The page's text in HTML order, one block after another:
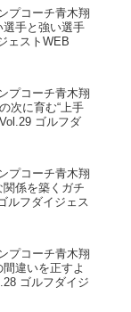
プコーチ青木翔
選手と強い選手
ェストWEB
プコーチ青木翔
次に育む“上手
ゴルフダ
プコーチ青木翔
係を築くガチ
ルフダイジェス
プコーチ青木翔
違いを正すよ
ゴルフダイジ